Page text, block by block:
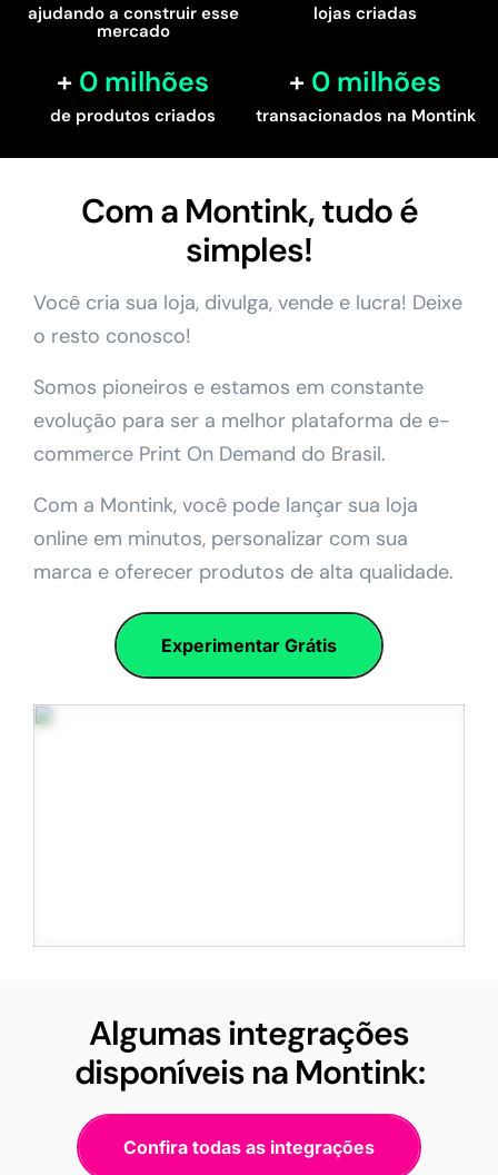
ajudando a construir esse
mercado
lojas criadas
de produtos criados
0 milhões
transacionados na Montink
0 milhões
Com a Montink, tudo é
simples!
Você cria sua loja, divulga, vende e lucra! Deixe
o resto conosco!
Somos pioneiros e estamos em constante
evolução para ser a melhor plataforma de e-
commerce Print On Demand do Brasil.
Com a Montink, você pode lançar sua loja
online em minutos, personalizar com sua
marca e oferecer produtos de alta qualidade.
Experimentar Grátis
Algumas integrações
disponíveis na Montink:
Confira todas as integrações